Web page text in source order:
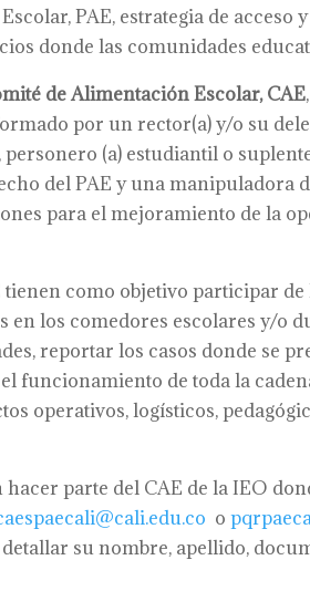
PAE, estrategia de acceso
donde las comunidades
de Alimentación Escolar, CAE
por un rector(a) y/o su
(a) estudiantil o
del PAE y una
para el mejoramiento de la
tienen como objetivo participar
en los comedores escolares y/o
reportar los casos donde se
funcionamiento de toda la
operativos, logísticos,
parte del CAE de la IEO
o
su nombre, apellido,